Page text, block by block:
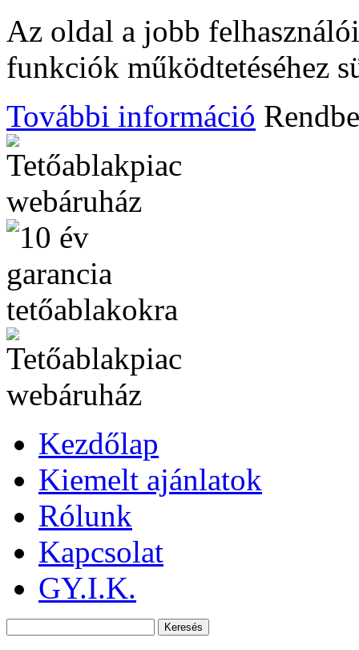
Az oldal a jobb
funkciók működtetéséhez
További információ
Kezdőlap
Kiemelt ajánlatok
Rólunk
Kapcsolat
GY.I.K.